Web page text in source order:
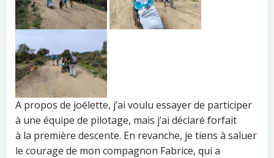
A propos de joélette, j’ai voulu essayer de participer
à une équipe de pilotage, mais j’ai déclaré forfait
à la première descente. En revanche, je tiens à saluer
le courage de mon compagnon Fabrice, qui a